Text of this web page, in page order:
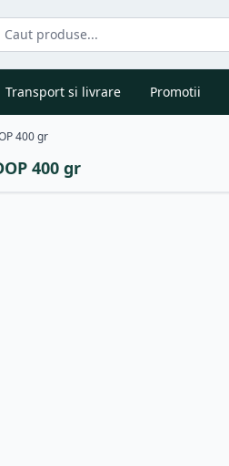
Transport si livrare Promotii
400 gr
400 gr